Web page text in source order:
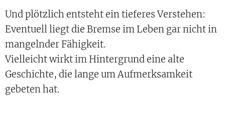
Und plötzlich entsteht ein tieferes Verstehen:
Eventuell liegt die Bremse im Leben gar nicht in
mangelnder Fähigkeit.
Vielleicht wirkt im Hintergrund eine alte
Geschichte, die lange um Aufmerksamkeit
gebeten hat.